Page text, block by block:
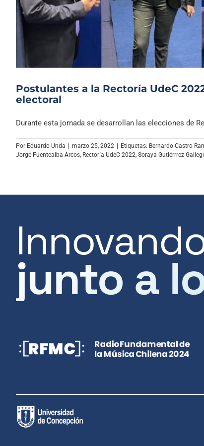
Postulantes a la Rectoría UdeC
electoral
Durante esta jornada se desarrollan las elecciones de
Por Eduardo Unda | marzo 25, 2022 | Etiquetas: Bernardo Castro
Jorge Fuentealba Arcos Rectoría UdeC 2022 Soraya Gutiérrrez
junto a